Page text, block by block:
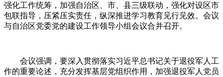
强化工作统筹，加强自治区、市、县三级联动，强化对设区市
包联指导，压紧压实责任，纵深推进学习教育见行见效。会议
与自治区党委党的建设工作领导小组会议合并召开。
会议强调，要深入贯彻落实习近平总书记关于退役军人工
作的重要论述，充分发挥基层党组织作用，加强退役军人党员